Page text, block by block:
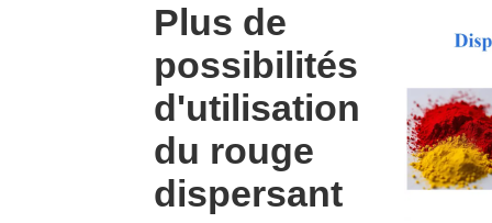
Plus de
possibilités
d'utilisation
du rouge
dispersant